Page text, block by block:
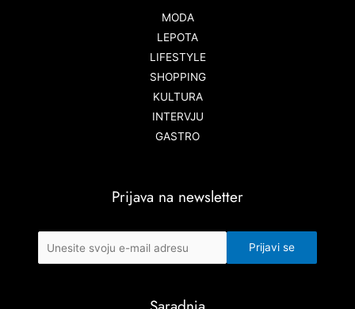
MODA
LEPOTA
LIFESTYLE
SHOPPING
KULTURA
INTERVJU
GASTRO
Prijava na newsletter